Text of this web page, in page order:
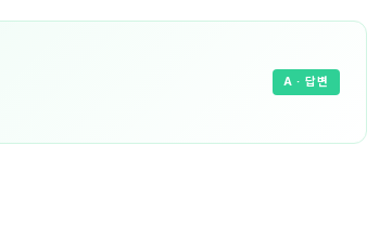
A · 답변